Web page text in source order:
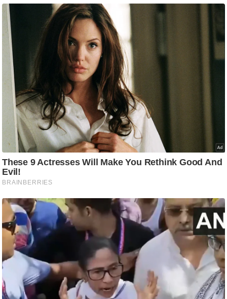
नु
स्खे
प
र्य
ट
न
स्थ
ल
फि
ट
ने
स
मं
त्रा
रि
ले
श
प